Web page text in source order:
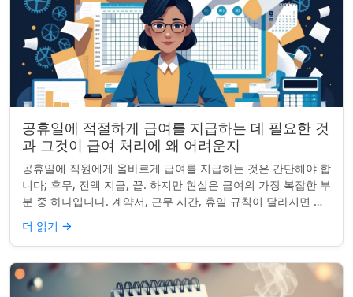
공휴일에 적절하게 급여를 지급하는 데 필요한 것
과 그것이 급여 처리에 왜 어려운지
공휴일에 직원에게 올바르게 급여를 지급하는 것은 간단해야 합
니다; 휴무, 전액 지급, 끝. 하지만 현실은 급여의 가장 복잡한 부
분 중 하나입니다. 계약서, 근무 시간, 휴일 규칙이 달라지면 하
나의 공휴일이 준수 문제...
더 읽기 →